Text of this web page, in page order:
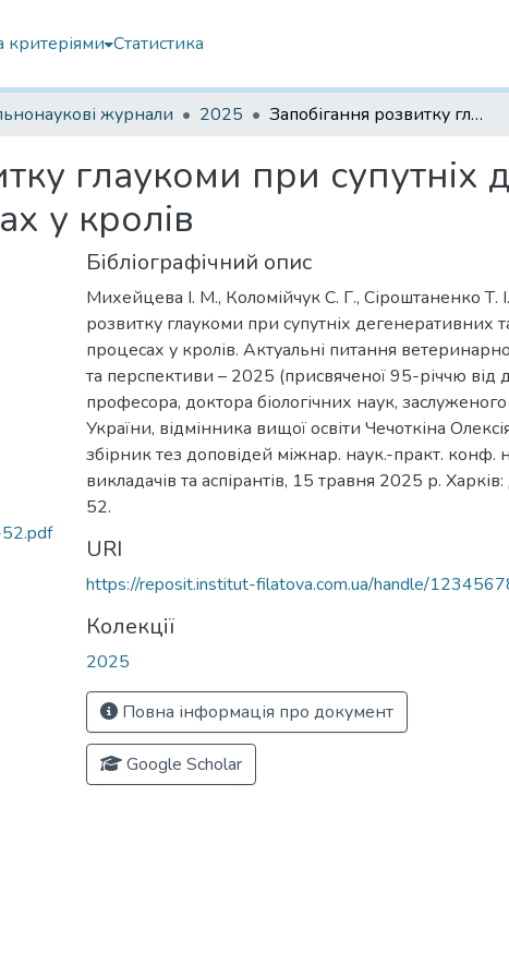
критеріями Статистика
журнали 2025 Запобігання розвитку глаукоми при супутніх дегенеративних та запальних процесах у кролів
глаукоми при супутніх
у кролів
Бібліографічний опис
Михейцева І. М., Коломійчук С. Г., Сіроштаненко Т.
розвитку глаукоми при супутніх дегенеративних
процесах у кролів. Актуальні питання
та перспективи – 2025 (присвяченої 95-річчю
професора, доктора біологічних наук,
України, відмінника вищої освіти Чечоткіна
збірник тез доповідей міжнар. наук.-практ. конф.
викладачів та аспірантів, 15 травня 2025 р.
52.
URI
https://reposit.institut-filatova.com.ua/handle/
Колекції
2025
Повна інформація про документ
Google Scholar